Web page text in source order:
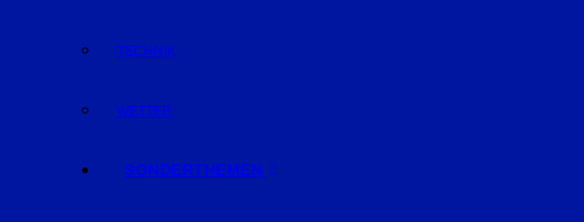
TECHNIK
WETTER
SONDERTHEMEN